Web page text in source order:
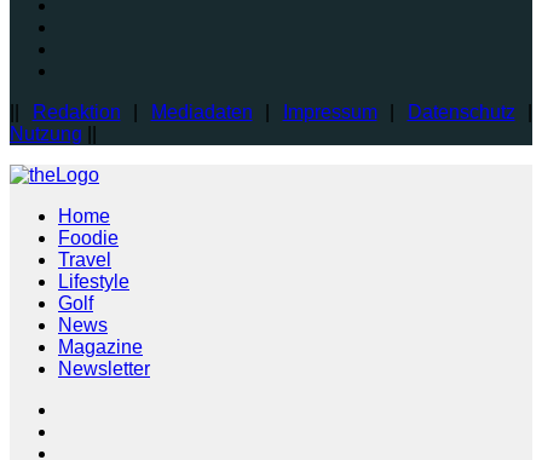
Redaktion Mediadaten Impressum| Datenschutz
Nutzung
Home
Foodie
Travel
Lifestyle
Golf
News
Magazine
Newsletter